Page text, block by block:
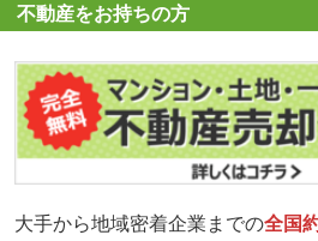
不動産をお持ちの方
大手から地域密着企業までの全国